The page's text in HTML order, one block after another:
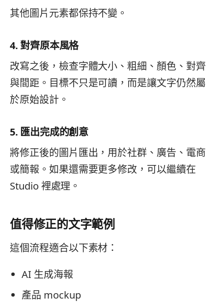
其他圖片元素都保持不變。
4. 對齊原本風格
改寫之後，檢查字體大小、粗細、顏色、對齊
與間距。目標不只是可讀，而是讓文字仍然屬
於原始設計。
5. 匯出完成的創意
將修正後的圖片匯出，用於社群、廣告、電商
或簡報。如果還需要更多修改，可以繼續在
Studio 裡處理。
值得修正的文字範例
這個流程適合以下素材：
AI 生成海報
產品 mockup